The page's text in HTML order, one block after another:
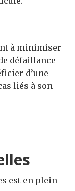
à minimiser
défaillance
d’une
liés à son
est en plein